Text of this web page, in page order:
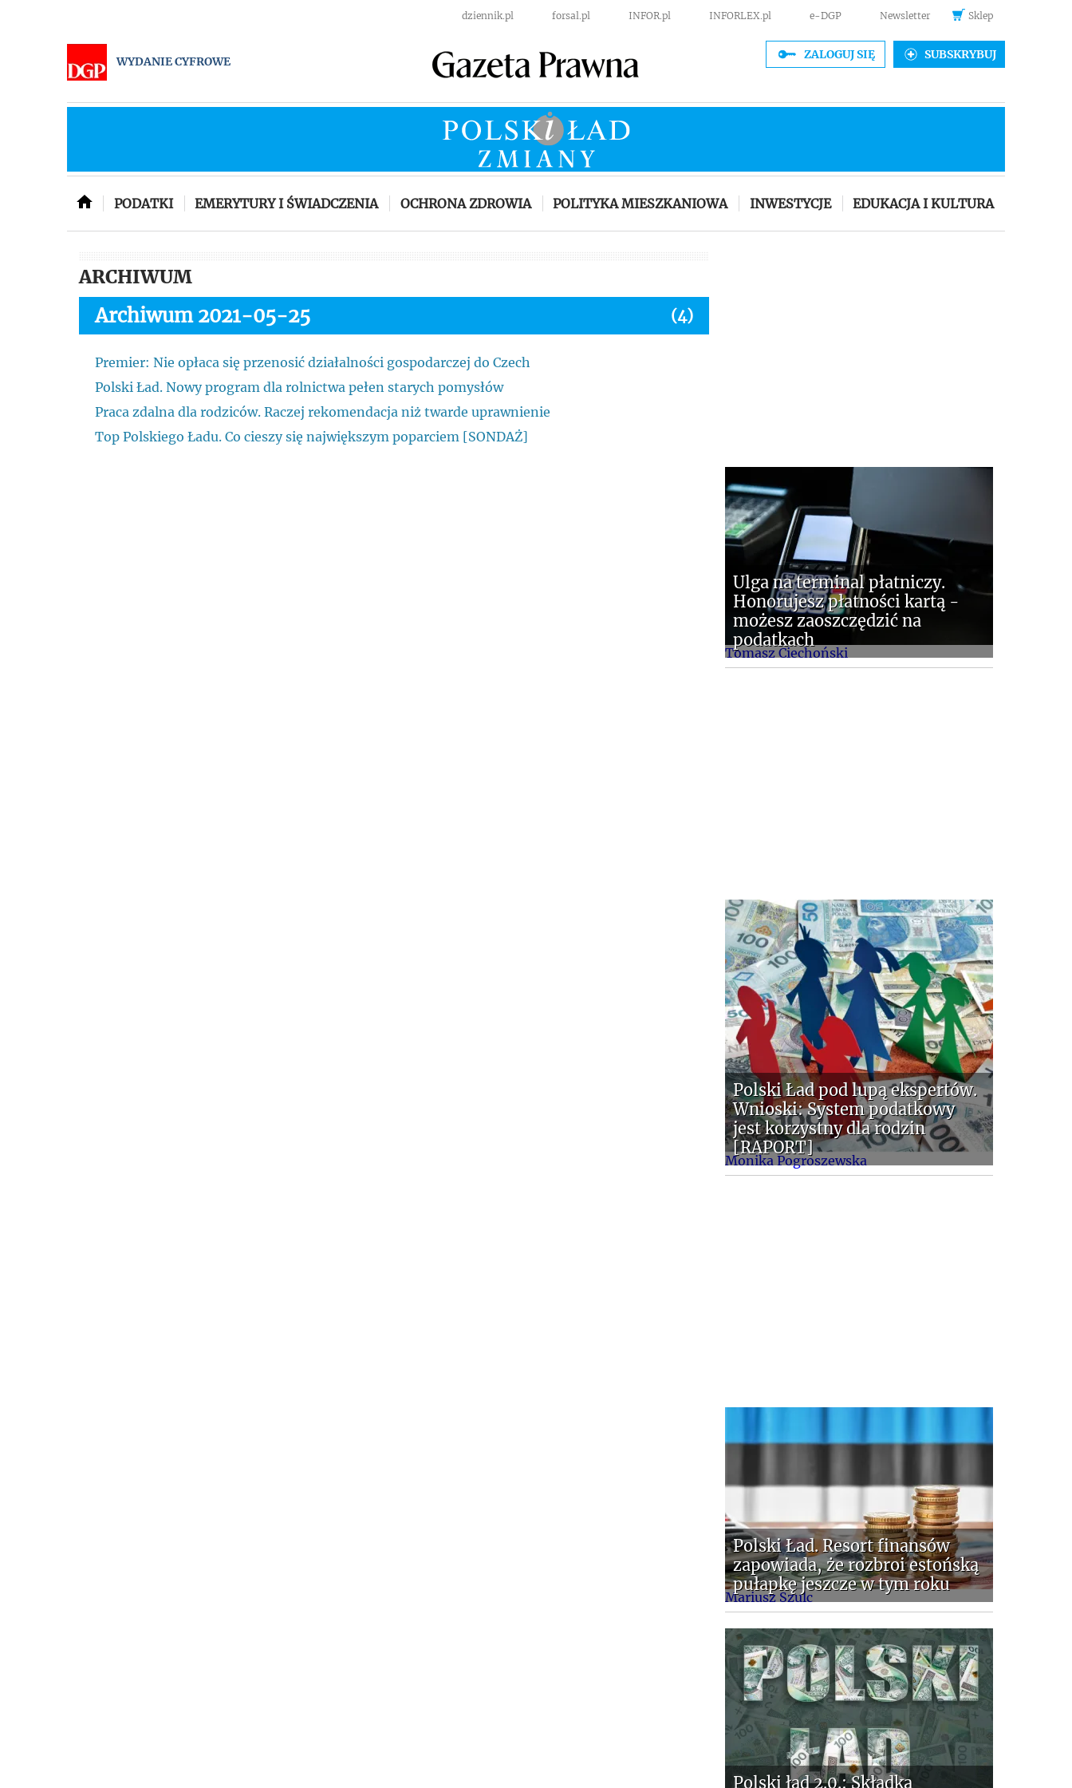
dziennik.pl forsal.pl INFOR.pl INFORLEX.pl e-DGP Newsletter Sklep
WYDANIE CYFROWE ZALOGUJ SIĘ SUBSKRYBUJ
PODATKI EMERYTURY I ŚWIADCZENIA OCHRONA ZDROWIA POLITYKA MIESZKANIOWA INWESTYCJE EDUKACJA I KULTURA
ARCHIWUM
Archiwum 2021-05-25 (4)
Premier: Nie opłaca się przenosić działalności gospodarczej do Czech
Polski Ład. Nowy program dla rolnictwa pełen starych pomysłów
Praca zdalna dla rodziców. Raczej rekomendacja niż twarde uprawnienie
Top Polskiego Ładu. Co cieszy się największym poparciem [SONDAŻ]
Tomasz Ciechoński
Ulga na terminal płatniczy.
Honorujesz płatności kartą -
możesz zaoszczędzić na
podatkach
Monika Pogroszewska
Polski Ład pod lupą ekspertów.
Wnioski: System podatkowy
jest korzystny dla rodzin
[RAPORT]
Mariusz Szulc
Polski Ład. Resort finansów
zapowiada, że rozbroi estońską
pułapkę jeszcze w tym roku
Polski ład 2.0.: Składka